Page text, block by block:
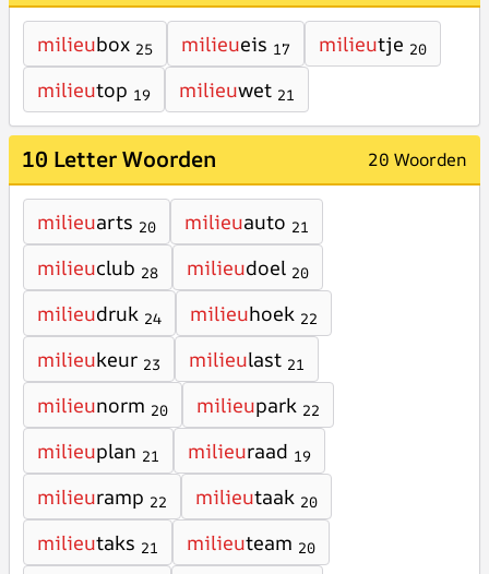
milieubox 25 milieueis 17 milieutje 20
milieutop 19 milieuwet 21
10 Letter Woorden 20 Woorden
milieuarts 20 milieuauto 21
milieuclub 28 milieudoel 20
milieudruk 24 milieuhoek 22
milieukeur 23 milieulast 21
milieunorm 20 milieupark 22
milieuplan 21 milieuraad 19
milieuramp 22 milieutaak 20
milieutaks 21 milieuteam 20